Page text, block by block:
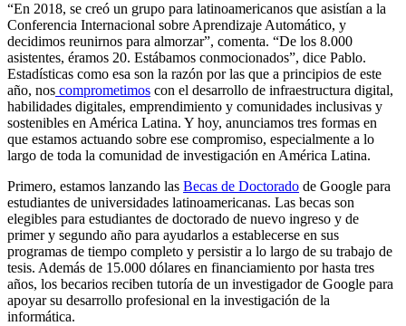
“En 2018, se creó un grupo para latinoamericanos que asistían a la
Conferencia Internacional sobre Aprendizaje Automático, y
decidimos reunirnos para almorzar”, comenta. “De los 8.000
asistentes, éramos 20. Estábamos conmocionados”, dice Pablo.
Estadísticas como esa son la razón por las que a principios de este
año, nos comprometimos con el desarrollo de infraestructura digital,
habilidades digitales, emprendimiento y comunidades inclusivas y
sostenibles en América Latina. Y hoy, anunciamos tres formas en
que estamos actuando sobre ese compromiso, especialmente a lo
largo de toda la comunidad de investigación en América Latina.
Primero, estamos lanzando las Becas de Doctorado de Google para
estudiantes de universidades latinoamericanas. Las becas son
elegibles para estudiantes de doctorado de nuevo ingreso y de
primer y segundo año para ayudarlos a establecerse en sus
programas de tiempo completo y persistir a lo largo de su trabajo de
tesis. Además de 15.000 dólares en financiamiento por hasta tres
años, los becarios reciben tutoría de un investigador de Google para
apoyar su desarrollo profesional en la investigación de la
informática.